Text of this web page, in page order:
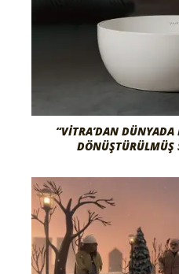
“VITRA’DAN
DÖNÜŞTÜRÜLMÜŞ